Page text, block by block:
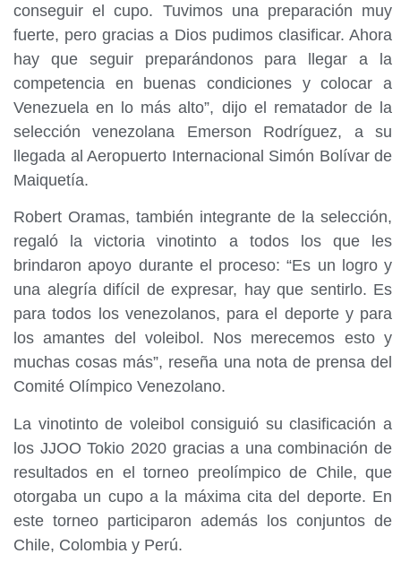
conseguir el cupo. Tuvimos una preparación muy
fuerte, pero gracias a Dios pudimos clasificar. Ahora
hay que seguir preparándonos para llegar a la
competencia en buenas condiciones y colocar a
Venezuela en lo más alto”, dijo el rematador de la
selección venezolana Emerson Rodríguez, a su
llegada al Aeropuerto Internacional Simón Bolívar de
Maiquetía.
Robert Oramas, también integrante de la selección,
regaló la victoria vinotinto a todos los que les
brindaron apoyo durante el proceso: “Es un logro y
una alegría difícil de expresar, hay que sentirlo. Es
para todos los venezolanos, para el deporte y para
los amantes del voleibol. Nos merecemos esto y
muchas cosas más”, reseña una nota de prensa del
Comité Olímpico Venezolano.
La vinotinto de voleibol consiguió su clasificación a
los JJOO Tokio 2020 gracias a una combinación de
resultados en el torneo preolímpico de Chile, que
otorgaba un cupo a la máxima cita del deporte. En
este torneo participaron además los conjuntos de
Chile, Colombia y Perú.